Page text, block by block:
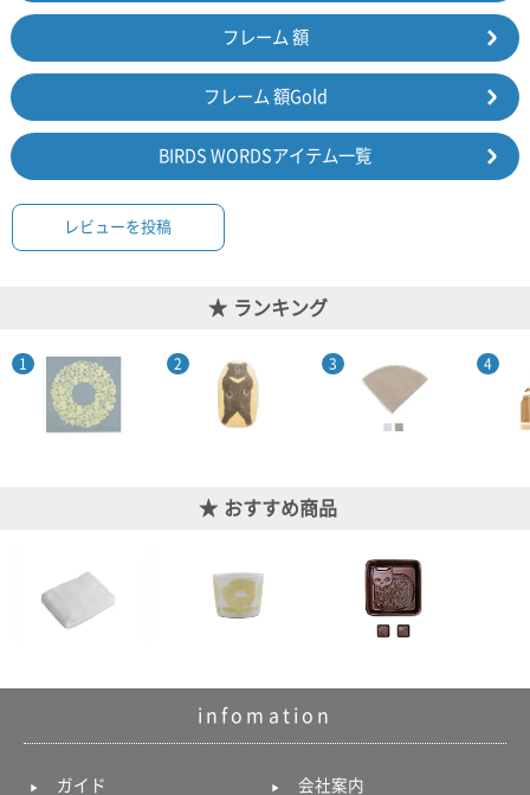
フレーム 額
フレーム 額Gold
BIRDS WORDSアイテム一覧
レビューを投稿
ランキング
おすすめ商品
infomation
ガイド 会社案内